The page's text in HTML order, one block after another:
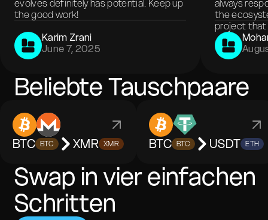
evolves definitely has potential. Keep up
the good work!
Karim Zrani
June 7, 2025
always
the
project that
Beliebte Tauschpaare
BTC BTC XMR XMR BTC BTC USDT ETH
Swap in vier einfachen
Schritten